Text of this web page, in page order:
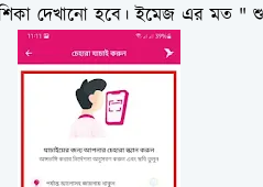
দেখানো হবে। ইমেজ এর